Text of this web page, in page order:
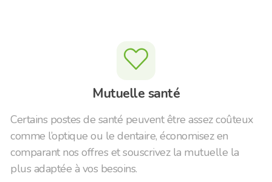
love_it
Mutuelle santé
Certains postes de santé peuvent être assez coûteux
comme l’optique ou le dentaire, économisez en
comparant nos offres et souscrivez la mutuelle la
plus adaptée à vos besoins.